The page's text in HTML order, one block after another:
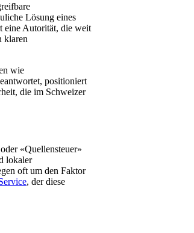
Lösung eines
eine Autorität, die weit
klaren
wie
positioniert
die im Schweizer
«Quellensteuer»
lokaler
oft um den Faktor
, der diese